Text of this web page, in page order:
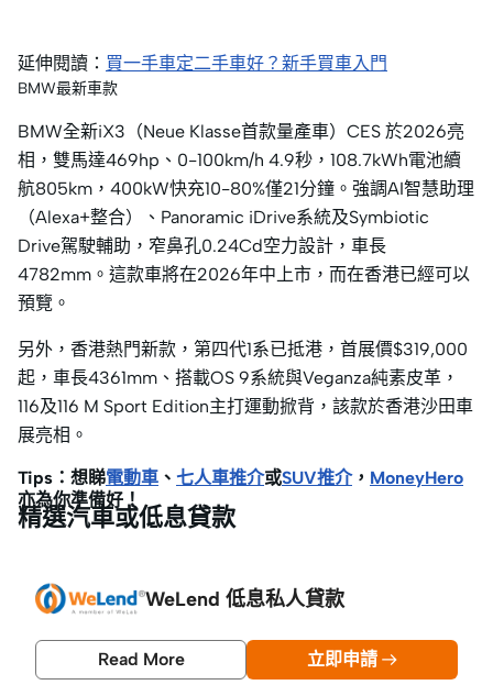
延伸閱讀： 買一手車定二手車好？新手買車入門
BMW最新車款
BMW全新iX3（Neue Klasse首款量產車）CES 於2026亮
相，雙馬達469hp、0-100km/h 4.9秒，108.7kWh電池續
航805km，400kW快充10-80%僅21分鐘。強調AI智慧助理
（Alexa+整合）、Panoramic iDrive系統及Symbiotic
Drive駕駛輔助，窄鼻孔0.24Cd空力設計，車長
4782mm。這款車將在2026年中上市，而在香港已經可以
預覽。
另外，香港熱門新款，第四代1系已抵港，首展價$319,000
起，車長4361mm、搭載OS 9系統與Veganza純素皮革，
116及116 M Sport Edition主打運動掀背，該款於香港沙田車
展亮相。
Tips：想睇電動車 、 七人車推介或SUV推介， MoneyHero
亦為你準備好！
精選汽車或低息貸款
WeLend 低息私人貸款
Read More 立即申請